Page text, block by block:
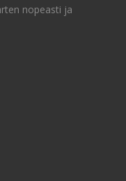
nopeasti ja